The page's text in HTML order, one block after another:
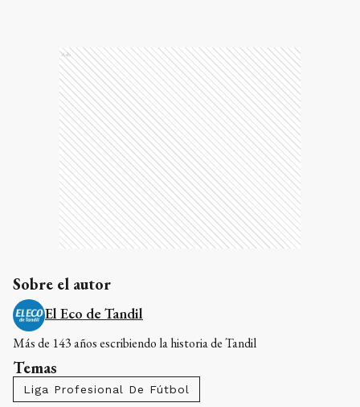
Ads
Sobre el autor
El Eco de Tandil
Más de 143 años escribiendo la historia de Tandil
Temas
Liga Profesional De Fútbol